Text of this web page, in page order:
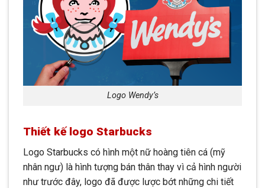
Logo Wendy’s
Thiết kế logo Starbucks
Logo Starbucks có hình một nữ hoàng tiên cá (mỹ
nhân ngư) là hình tượng bán thân thay vì cả hình người
như trước đây, logo đã được lược bớt những chi tiết